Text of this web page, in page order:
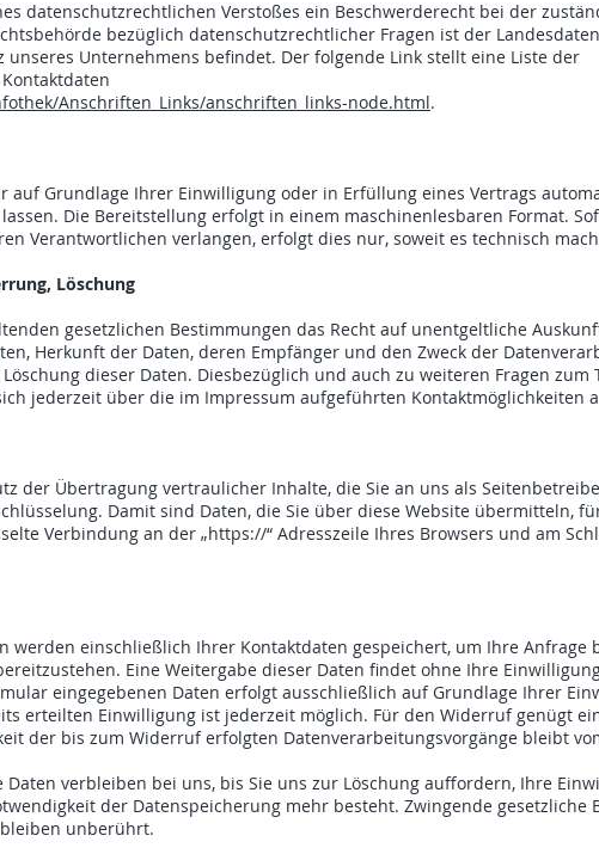
datenschutzrechtlichen Verstoßes ein Beschwerderecht bei der
bezüglich datenschutzrechtlicher Fragen ist der
unseres Unternehmens befindet. Der folgende Link stellt eine Liste der
Anschriften_Links/anschriften_links-node.html.
auf Grundlage Ihrer Einwilligung oder in Erfüllung eines Vertrags
Die Bereitstellung erfolgt in einem maschinenlesbaren Format.
Verantwortlichen verlangen, erfolgt dies nur, soweit es technisch
Löschung
gesetzlichen Bestimmungen das Recht auf unentgeltliche
Herkunft der Daten, deren Empfänger und den Zweck der
dieser Daten. Diesbezüglich und auch zu weiteren Fragen zum
jederzeit über die im Impressum aufgeführten Kontaktmöglichkeiten
der Übertragung vertraulicher Inhalte, die Sie an uns als
Damit sind Daten, die Sie über diese Website übermitteln,
Verbindung an der „https://“ Adresszeile Ihres Browsers und am
werden einschließlich Ihrer Kontaktdaten gespeichert, um Ihre Anfrage
Eine Weitergabe dieser Daten findet ohne Ihre
eingegebenen Daten erfolgt ausschließlich auf Grundlage Ihrer
erteilten Einwilligung ist jederzeit möglich. Für den Widerruf genügt
der bis zum Widerruf erfolgten Datenverarbeitungsvorgänge bleibt
verbleiben bei uns, bis Sie uns zur Löschung auffordern, Ihre
der Datenspeicherung mehr besteht. Zwingende gesetzliche
unberührt.